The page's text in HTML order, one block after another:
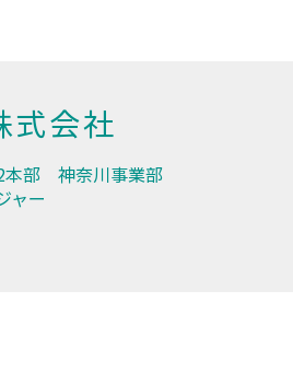
式会社
本部 神奈川事業部
ャー